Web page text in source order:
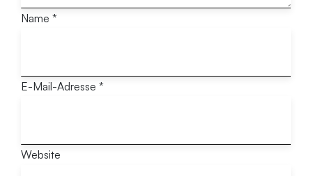
Name *
E-Mail-Adresse *
Website